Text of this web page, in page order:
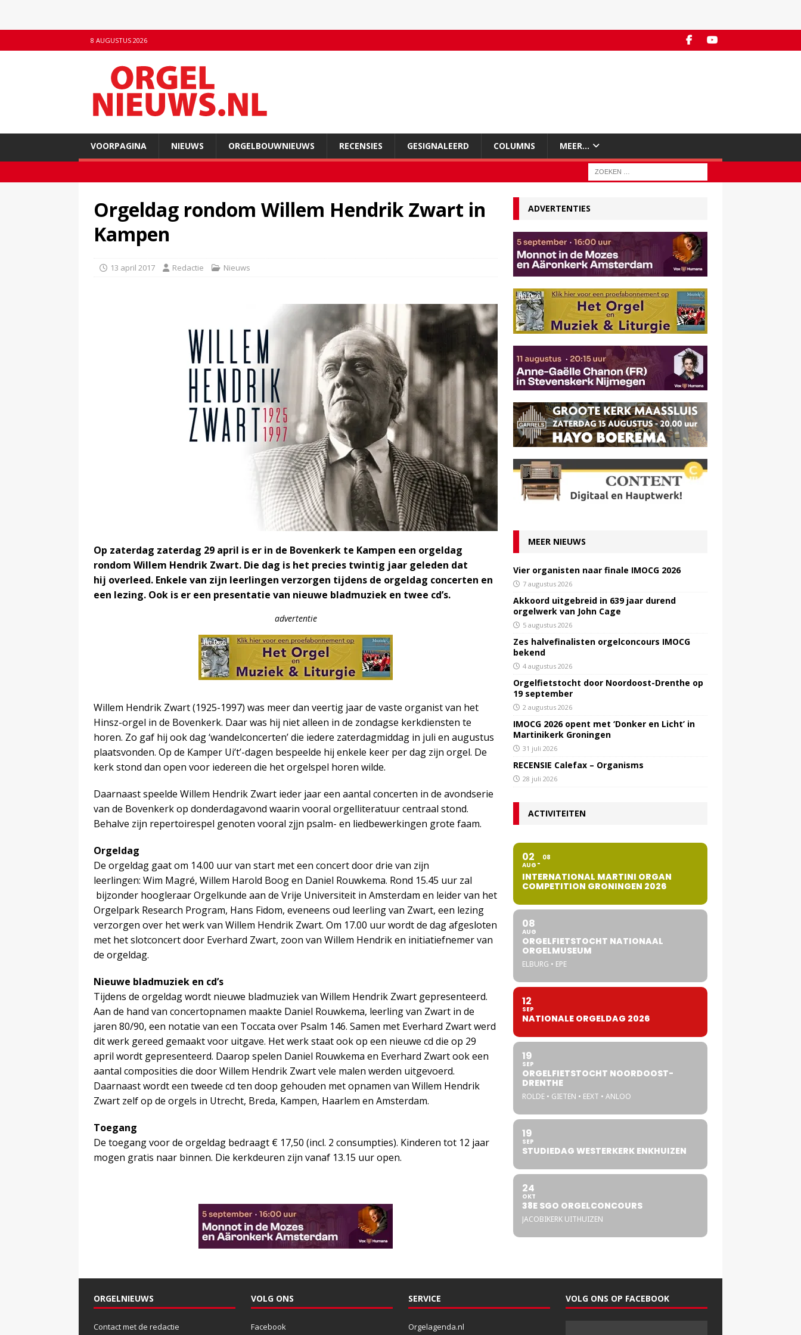
8 AUGUSTUS 2026
VOORPAGINA NIEUWS ORGELBOUWNIEUWS RECENSIES GESIGNALEERD COLUMNS MEER…
Orgeldag rondom Willem Hendrik Zwart in
Kampen
13 april 2017 Redactie Nieuws
Op zaterdag zaterdag 29 april is er in de Bovenkerk te Kampen een orgeldag
rondom Willem Hendrik Zwart. Die dag is het precies twintig jaar geleden dat
hij overleed. Enkele van zijn leerlingen verzorgen tijdens de orgeldag concerten en
een lezing. Ook is er een presentatie van nieuwe bladmuziek en twee cd’s.
advertentie
Willem Hendrik Zwart (1925-1997) was meer dan veertig jaar de vaste organist van het
Hinsz-orgel in de Bovenkerk. Daar was hij niet alleen in de zondagse kerkdiensten te
horen. Zo gaf hij ook dag ‘wandelconcerten’ die iedere zaterdagmiddag in juli en augustus
plaatsvonden. Op de Kamper Ui’t’-dagen bespeelde hij enkele keer per dag zijn orgel. De
kerk stond dan open voor iedereen die het orgelspel horen wilde.
Daarnaast speelde Willem Hendrik Zwart ieder jaar een aantal concerten in de avondserie
van de Bovenkerk op donderdagavond waarin vooral orgelliteratuur centraal stond.
Behalve zijn repertoirespel genoten vooral zjjn psalm- en liedbewerkingen grote faam.
Orgeldag
De orgeldag gaat om 14.00 uur van start met een concert door drie van zijn
leerlingen: Wim Magré, Willem Harold Boog en Daniel Rouwkema. Rond 15.45 uur zal
bijzonder hoogleraar Orgelkunde aan de Vrije Universiteit in Amsterdam en leider van het
Orgelpark Research Program, Hans Fidom, eveneens oud leerling van Zwart, een lezing
verzorgen over het werk van Willem Hendrik Zwart. Om 17.00 uur wordt de dag afgesloten
met het slotconcert door Everhard Zwart, zoon van Willem Hendrik en initiatiefnemer van
de orgeldag.
Nieuwe bladmuziek en cd’s
Tijdens de orgeldag wordt nieuwe bladmuziek van Willem Hendrik Zwart gepresenteerd.
Aan de hand van concertopnamen maakte Daniel Rouwkema, leerling van Zwart in de
jaren 80/90, een notatie van een Toccata over Psalm 146. Samen met Everhard Zwart werd
dit werk gereed gemaakt voor uitgave. Het werk staat ook op een nieuwe cd die op 29
april wordt gepresenteerd. Daarop spelen Daniel Rouwkema en Everhard Zwart ook een
aantal composities die door Willem Hendrik Zwart vele malen werden uitgevoerd.
Daarnaast wordt een tweede cd ten doop gehouden met opnamen van Willem Hendrik
Zwart zelf op de orgels in Utrecht, Breda, Kampen, Haarlem en Amsterdam.
Toegang
De toegang voor de orgeldag bedraagt € 17,50 (incl. 2 consumpties). Kinderen tot 12 jaar
mogen gratis naar binnen. Die kerkdeuren zijn vanaf 13.15 uur open.
ADVERTENTIES
MEER NIEUWS
Vier organisten naar finale IMOCG 2026
7 augustus 2026
Akkoord uitgebreid in 639 jaar durend
orgelwerk van John Cage
5 augustus 2026
Zes halvefinalisten orgelconcours IMOCG
bekend
4 augustus 2026
Orgelfietstocht door Noordoost-Drenthe op
19 september
2 augustus 2026
IMOCG 2026 opent met ‘Donker en Licht’ in
Martinikerk Groningen
31 juli 2026
RECENSIE Calefax – Organisms
28 juli 2026
ACTIVITEITEN
02
AUG
08
INTERNATIONAL MARTINI ORGAN
COMPETITION GRONINGEN 2026
08
AUG
ORGELFIETSTOCHT NATIONAAL
ORGELMUSEUM
ELBURG • EPE
12
SEP
NATIONALE ORGELDAG 2026
19
SEP
ORGELFIETSTOCHT NOORDOOST-
DRENTHE
ROLDE • GIETEN • EEXT • ANLOO
19
SEP
STUDIEDAG WESTERKERK ENKHUIZEN
24
OKT
38E SGO ORGELCONCOURS
JACOBIKERK UITHUIZEN
ORGELNIEUWS
Contact met de redactie
VOLG ONS
Facebook
SERVICE
Orgelagenda.nl
VOLG ONS OP FACEBOOK